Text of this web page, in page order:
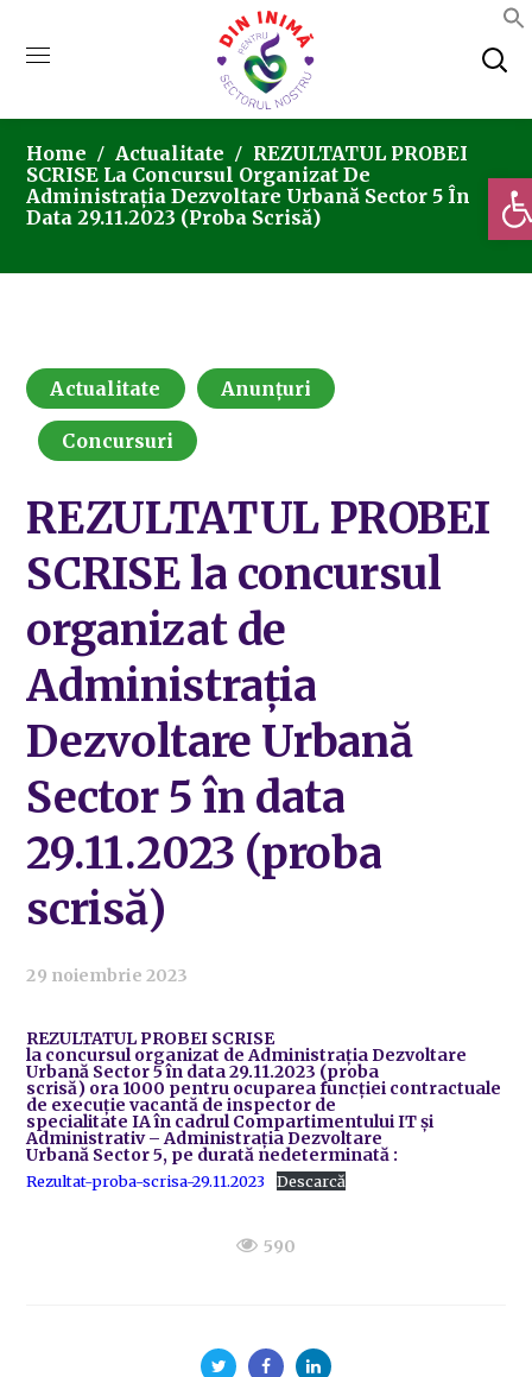
Home Actualitate
REZULTATUL PROBEI
SCRISE La Concursul Organizat De
Administrația Dezvoltare Urbană Sector 5 În
Data 29.11.2023 (proba Scrisă)
Actualitate Anunțuri
Concursuri
REZULTATUL PROBEI
SCRISE la concursul
organizat de
Administrația
Dezvoltare Urbană
Sector 5 în data
29.11.2023 (proba
scrisă)
29 noiembrie 2023
REZULTATUL PROBEI SCRISE
la concursul organizat de Administrația Dezvoltare
Urbană Sector 5 în data 29.11.2023 (proba
scrisă) ora 1000 pentru ocuparea funcției contractuale
de execuție vacantă de inspector de
specialitate IA în cadrul Compartimentului IT și
Administrativ – Administrația Dezvoltare
Urbană Sector 5, pe durată nedeterminată :
Rezultat-proba-scrisa-29.11.2023 Descarcă
590